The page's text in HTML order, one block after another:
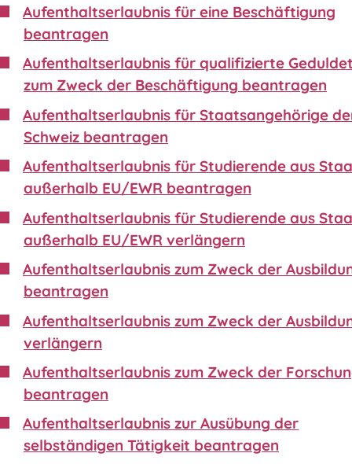
Aufenthaltserlaubnis für eine Beschäftigung
beantragen
Aufenthaltserlaubnis für qualifizierte
zum Zweck der Beschäftigung beantragen
Aufenthaltserlaubnis für Staatsangehörige
Schweiz beantragen
Aufenthaltserlaubnis für Studierende aus
außerhalb EU/EWR beantragen
Aufenthaltserlaubnis für Studierende aus
außerhalb EU/EWR verlängern
Aufenthaltserlaubnis zum Zweck der
beantragen
Aufenthaltserlaubnis zum Zweck der
verlängern
Aufenthaltserlaubnis zum Zweck der
beantragen
Aufenthaltserlaubnis zur Ausübung der
selbständigen Tätigkeit beantragen